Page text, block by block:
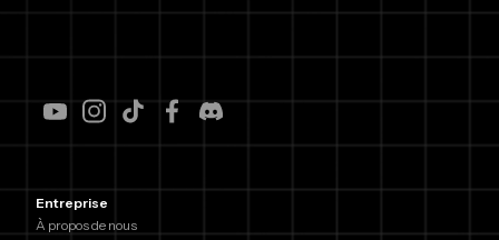
Entreprise
À propos de nous